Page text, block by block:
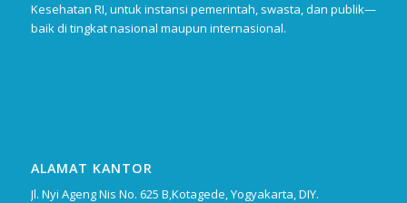
Kesehatan RI, untuk instansi pemerintah, swasta, dan publik—
baik di tingkat nasional maupun internasional.
ALAMAT KANTOR
Jl. Nyi Ageng Nis No. 625 B,Kotagede, Yogyakarta, DIY.